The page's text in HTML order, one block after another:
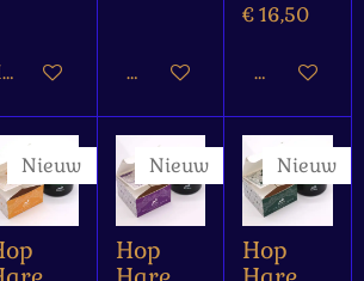
winkelwagenHoud mij op de hoogte
€ 16,50
Houd mij
Nieuw Nieuw
Hop
Nieuw
Hop